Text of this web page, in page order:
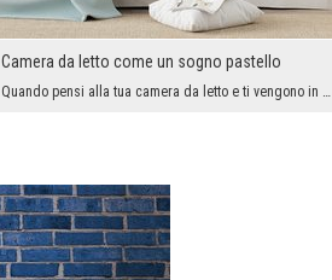
Camera da letto come un sogno pastello
Quando pensi alla tua camera da letto e ti vengono in mente gli stessi pastelli e il bianco, sign...